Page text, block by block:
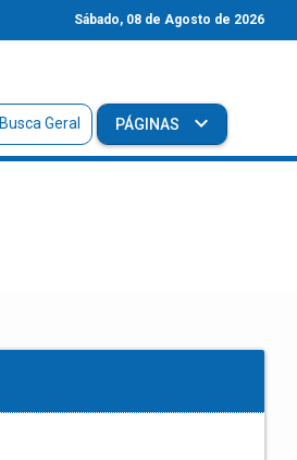
Sábado, 08 de Agosto de 2026
Busca Geral PÁGINAS